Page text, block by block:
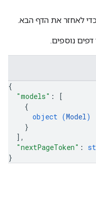
לאחזר את הדף הבא.
נוספים.
{
"models" :
[
{
object (Model)
}
] ,
"nextPageToken" :
}